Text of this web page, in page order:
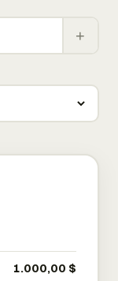
+
1.000,00 $